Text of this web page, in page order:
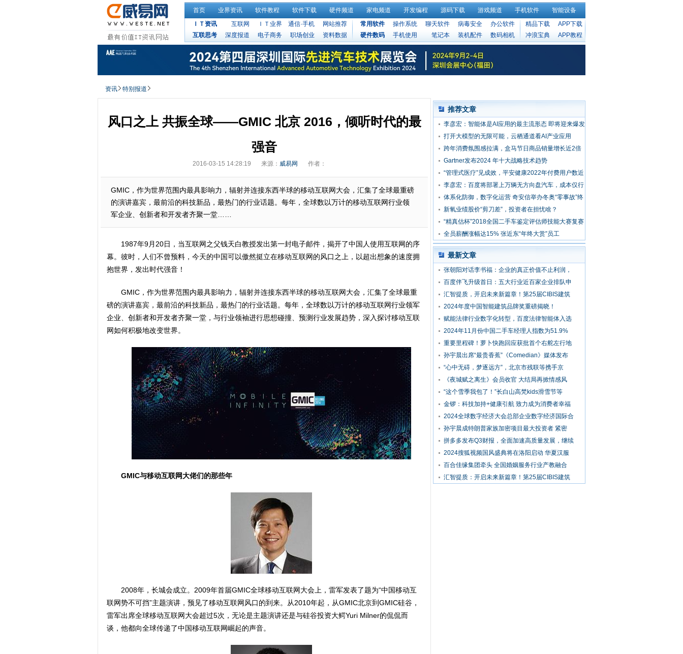
首页 业界资讯 软件教程 软件下载 硬件频道 家电频道 开发编程 源码下载 游戏频道 手机软件
智能设备
ＩＴ资讯
互联网 ＩＴ业界 通信·手机
网站推荐
互联思考
深度报道 电子商务 职场创业 资料数据
常用软件 操作系统 聊天软件 病毒安全
办公软件
硬件数码
手机使用 笔记本 装机配件 数码相机
精品下载
APP下载
冲浪宝典
APP教程
资讯 特别报道
风口之上 共振全球——GMIC 北京 2016，倾听时代的最
强音
2016-03-15 14:28:19 来源： 威易网 作者：
GMIC，作为世界范围内最具影响力，辐射并连接东西半球的移动互联网大会，汇集了全球最重磅
的演讲嘉宾，最前沿的科技新品，最热门的行业话题。每年，全球数以万计的移动互联网行业领
军企业、创新者和开发者齐聚一堂……
1987年9月20日，当互联网之父钱天白教授发出第一封电子邮件，揭开了中国人使用互联网的序
幕。彼时，人们不曾预料，今天的中国可以傲然挺立在移动互联网的风口之上，以超出想象的速度拥
抱世界，发出时代强音！
GMIC，作为世界范围内最具影响力，辐射并连接东西半球的移动互联网大会，汇集了全球最重
磅的演讲嘉宾，最前沿的科技新品，最热门的行业话题。每年，全球数以万计的移动互联网行业领军
企业、创新者和开发者齐聚一堂，与行业领袖进行思想碰撞、预测行业发展趋势，深入探讨移动互联
网如何积极地改变世界。
GMIC与移动互联网大佬们的那些年
2008年，长城会成立。2009年首届GMIC全球移动互联网大会上，雷军发表了题为“中国移动互
联网势不可挡”主题演讲，预见了移动互联网风口的到来。从2010年起，从GMIC北京到GMIC硅谷，
雷军出席全球移动互联网大会超过5次，无论是主题演讲还是与硅谷投资大鳄Yuri Milner的侃侃而
谈，他都向全球传递了中国移动互联网崛起的声音。
推荐文章
李彦宏：智能体是AI应用的最主流形态 即将迎来爆发
点
打开大模型的无限可能，云栖通道看AI产业应用
跨年消费氛围感拉满，盒马节日商品销量增长近2倍
Gartner发布2024 年十大战略技术趋势
“管理式医疗”见成效，平安健康2022年付费用户数近
4300万，毛利
李彦宏：百度将部署上万辆无方向盘汽车，成本仅行
业十分之一
体系化防御，数字化运营 奇安信举办冬奥“零事故”终
端安全分享
新氧业绩股价“剪刀差”，投资者在担忧啥？
“精真估杯”2018全国二手车鉴定评估师技能大赛复赛
在京启动
全员薪酬涨幅达15% 张近东“年终大赏”员工
最新文章
张朝阳对话李书福：企业的真正价值不止利润，
百度伴飞升级首日：五大行业近百家企业排队申
汇智提质，开启未来新篇章！第25届CIBIS建筑
2024年度中国智能建筑品牌奖重磅揭晓！
赋能法律行业数字化转型，百度法律智能体入选
2024年11月份中国二手车经理人指数为51.9%
重要里程碑！萝卜快跑回应获批首个右舵左行地
孙宇晨出席“最贵香蕉”《Comedian》媒体发布
“心中无碍，梦逐远方”，北京市残联等携手京
《夜城赋之离生》会员收官 大结局再掀情感风
“这个雪季我包了！”长白山高梵kids滑雪节等
金锣：科技加持+健康引航 致力成为消费者幸福
2024全球数字经济大会总部企业数字经济国际合
孙宇晨成特朗普家族加密项目最大投资者 紧密
拼多多发布Q3财报，全面加速高质量发展，继续
2024搜狐视频国风盛典将在洛阳启动 华夏汉服
百合佳缘集团牵头 全国婚姻服务行业产教融合
汇智提质：开启未来新篇章！第25届CIBIS建筑